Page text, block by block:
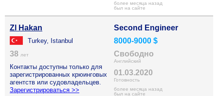
более месяца назад
был на сайте
Zl Hakan
Turkey, Istanbul
38 лет
Контакты доступны только для
зарегистрированных крюинговых
агентств или судовладельцев.
Зарегистрироваться >>
Second Engineer
8000-9000 $
Свободно
Английский
01.03.2020
Готовность
более месяца назад
был на сайте